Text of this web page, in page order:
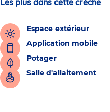
Les plus dans cette crèche
Espace extérieur
Application mobile
Potager
Salle d'allaitement